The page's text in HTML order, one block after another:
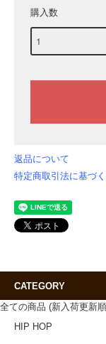
購入数
返品について
特定商取引法に基づ
CATEGORY
全ての商品 (新入荷更新
HIP HOP